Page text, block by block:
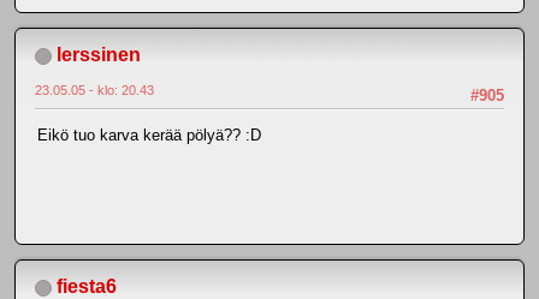
lerssinen
#905
23.05.05 - klo: 20.43
Eikö tuo karva kerää pölyä?? :D
fiesta6